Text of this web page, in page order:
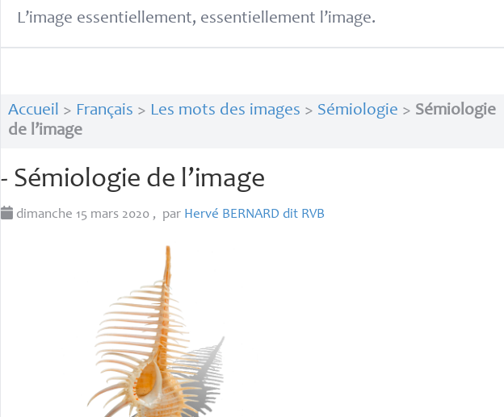
L’image essentiellement, essentiellement l’image.
Accueil > Français > Les mots des images > Sémiologie > Sémiologie
de l’image
- Sémiologie de l’image
dimanche 15 mars 2020 , par Hervé BERNARD dit RVB